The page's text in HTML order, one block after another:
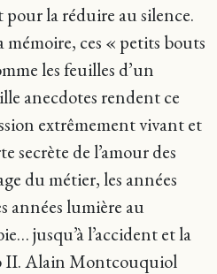
la réduire au silence.
ces « petits bouts
les feuilles d’un
anecdotes rendent ce
extrêmement vivant et
secrète de l’amour des
du métier, les années
années lumière au
jusqu’à l’accident et la
II. Alain Montcouquiol